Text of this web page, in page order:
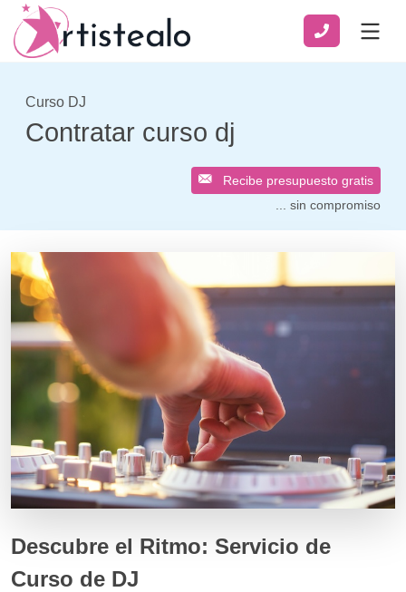
Curso DJ
Contratar curso dj
Recibe presupuesto gratis
... sin compromiso
Descubre el Ritmo: Servicio de
Curso de DJ